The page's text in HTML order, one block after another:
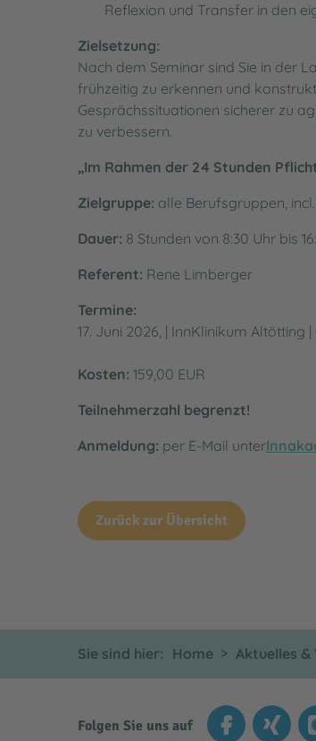
Reflexion und Transfer in den
Zielsetzung:
Nach dem Seminar sind Sie in der
frühzeitig zu erkennen und
Gesprächssituationen sicherer zu
zu verbessern.
„Im Rahmen der 24 Stunden
Zielgruppe: alle Berufsgruppen,
Dauer: 8 Stunden von 8:30 Uhr bis
Referent: Rene Limberger
Termine:
17. Juni 2026, | InnKlinikum Altötting
Kosten: 159,00 EUR
Teilnehmerzahl begrenzt!
Anmeldung: per E-Mail unter
Zurück zur Übersicht
Sie sind hier: Home Aktuelles
Folgen Sie uns auf